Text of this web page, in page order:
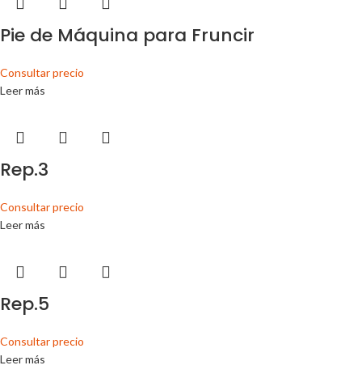
Pie de Máquina para Fruncir
Consultar precio
Leer más
Rep.3
Consultar precio
Leer más
Rep.5
Consultar precio
Leer más